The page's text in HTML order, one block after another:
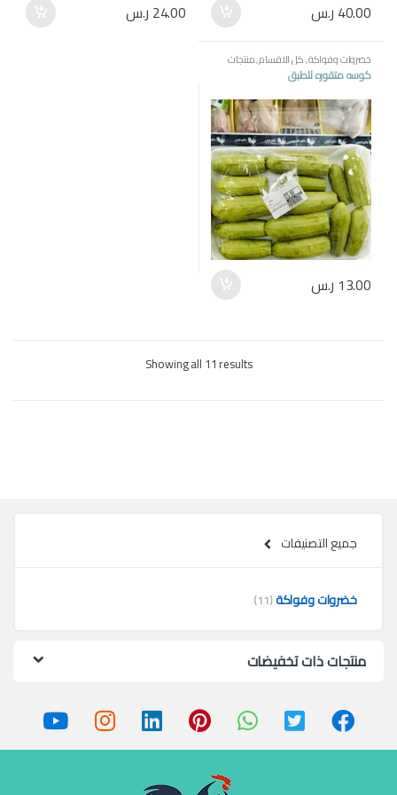
40.00 ر.س 24.00 ر.س
خضروات وفواكة,كل الاقسام,منتجات
مصرية
كوسه متقوره للطبق
13.00 ر.س
Showing all 11 results
جميع التصنيفات
خضروات وفواكة(11)
منتجات ذات تخفيضات